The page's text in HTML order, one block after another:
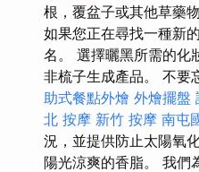
根，覆盆子或其他草藥
如果您正在尋找一種新
名。 選擇曬黑所需的化
非梳子生成產品。 不要
助式餐點外燴 外燴擺盤
北 按摩 新竹 按摩 南屯
況，並提供防止太陽氧
陽光涼爽的香脂。 我們